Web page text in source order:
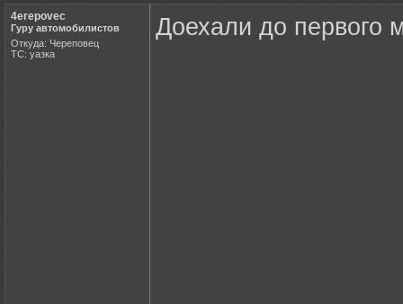
4erepovec
Гуру автомобилистов
Откуда: Череповец
ТС: уазка
Доехали до первого